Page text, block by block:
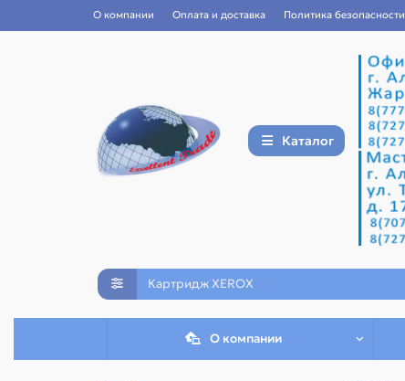
О компании Оплата и доставка Политика безопасности
Каталог
О компании